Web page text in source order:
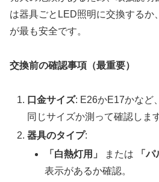
は器具ごとLED照明に交換するか
が最も安全です。
交換前の確認事項（最重要）
口金サイズ: E26かE17かなど
同じサイズか測って確認しま
器具のタイプ:
「白熱灯用」
または 「
表示があるか確認。